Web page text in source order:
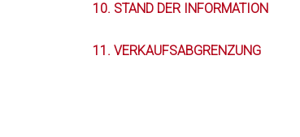
10. STAND DER INFORMATION
11. VERKAUFSABGRENZUNG